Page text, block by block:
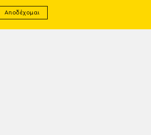
Σωτήρος στον Πόντο
Αποδέχομαι